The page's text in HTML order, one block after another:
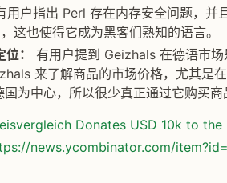
用户指出 Perl 存在内存安全问题，并
这也使得它成为黑客们熟知的语言。
：
有用户提到 Geizhals 在德语市
来了解商品的市场价格，尤其是
为中心，所以很少真正通过它购买商
Donates USD 10k to
news.ycombinator.com/